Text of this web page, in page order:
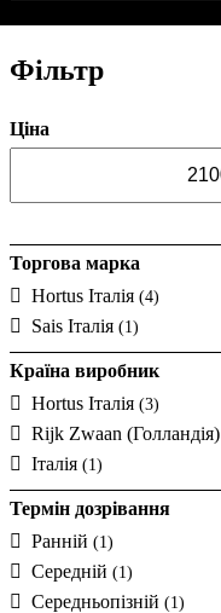
Фільтр
Ціна
Торгова марка
Hortus Італія (4)
Sais Італія (1)
Країна виробник
Hortus Італія (3)
Rijk Zwaan (Голландія)
Італія (1)
Термін дозрівання
Ранній (1)
Середній (1)
Середньопізній (1)